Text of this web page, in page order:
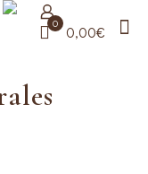
0 0,00€